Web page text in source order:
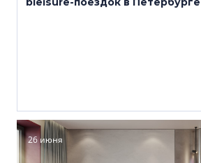
26 июня